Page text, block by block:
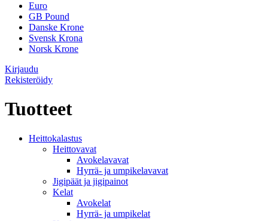
Euro
GB Pound
Danske Krone
Svensk Krona
Norsk Krone
Kirjaudu
Rekisteröidy
Tuotteet
Heittokalastus
Heittovavat
Avokelavavat
Hyrrä- ja umpikelavavat
Jigipäät ja jigipainot
Kelat
Avokelat
Hyrrä- ja umpikelat